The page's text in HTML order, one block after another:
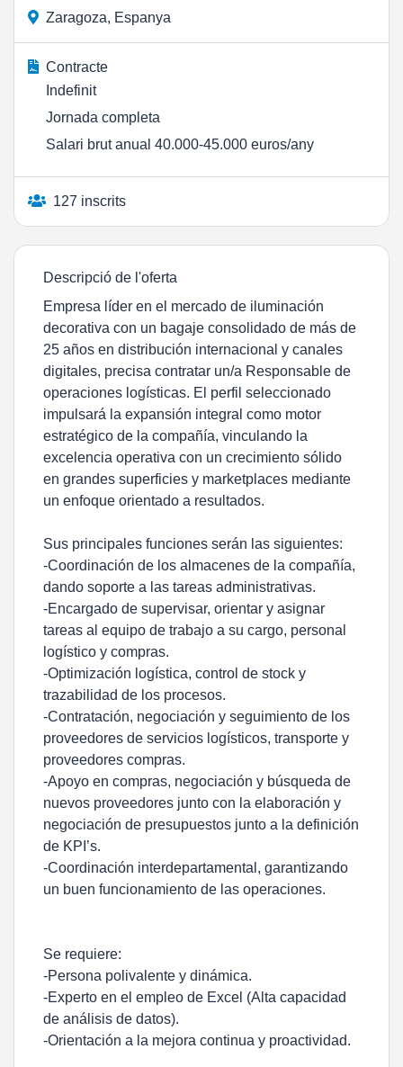
Zaragoza, Espanya
Contracte
Indefinit
Jornada completa
Salari brut anual 40.000-45.000 euros/any
127 inscrits
Descripció de l'oferta
Empresa líder en el mercado de iluminación
decorativa con un bagaje consolidado de más de
25 años en distribución internacional y canales
digitales, precisa contratar un/a Responsable de
operaciones logísticas. El perfil seleccionado
impulsará la expansión integral como motor
estratégico de la compañía, vinculando la
excelencia operativa con un crecimiento sólido
en grandes superficies y marketplaces mediante
un enfoque orientado a resultados.
Sus principales funciones serán las siguientes:
-Coordinación de los almacenes de la compañía,
dando soporte a las tareas administrativas.
-Encargado de supervisar, orientar y asignar
tareas al equipo de trabajo a su cargo, personal
logístico y compras.
-Optimización logística, control de stock y
trazabilidad de los procesos.
-Contratación, negociación y seguimiento de los
proveedores de servicios logísticos, transporte y
proveedores compras.
-Apoyo en compras, negociación y búsqueda de
nuevos proveedores junto con la elaboración y
negociación de presupuestos junto a la definición
de KPI’s.
-Coordinación interdepartamental, garantizando
un buen funcionamiento de las operaciones.
Se requiere:
-Persona polivalente y dinámica.
-Experto en el empleo de Excel (Alta capacidad
de análisis de datos).
-Orientación a la mejora continua y proactividad.